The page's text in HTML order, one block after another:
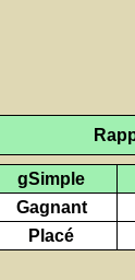
gSimple
Gagnant
Placé